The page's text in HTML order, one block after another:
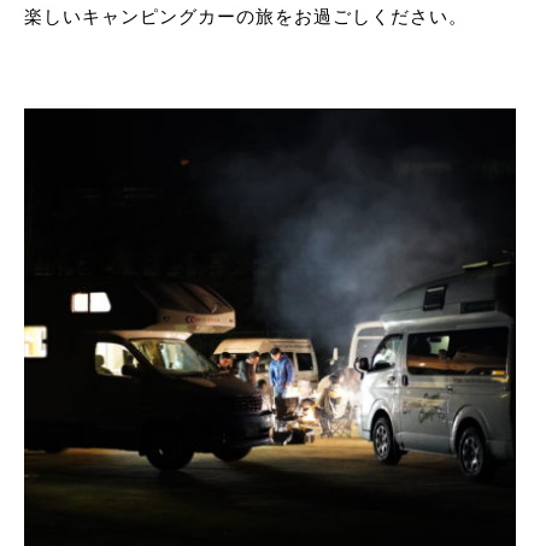
楽しいキャンピングカーの旅をお過ごしください。